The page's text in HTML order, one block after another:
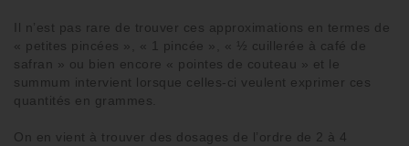
Il n’est pas rare de trouver ces approximations en termes de
« petites pincées », « 1 pincée », « ½ cuillerée à café de
safran » ou bien encore « pointes de couteau » et le
summum intervient lorsque celles-ci veulent exprimer ces
quantités en grammes.
On en vient à trouver des dosages de l’ordre de 2 à 4